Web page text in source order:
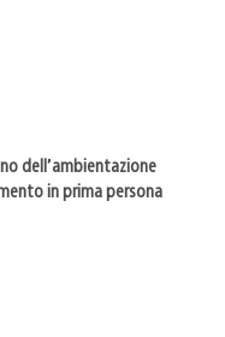
dell’ambientazione
in prima persona